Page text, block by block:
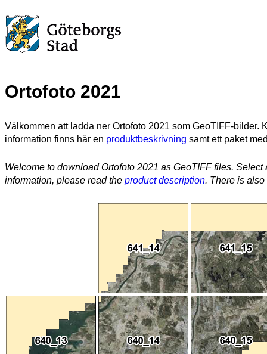
Ortofoto 2021
Välkommen att ladda ner Ortofoto 2021 som GeoTIFF-bilder.
information finns här en produktbeskrivning samt ett paket
Welcome to download Ortofoto 2021 as GeoTIFF files.
information, please read the product description. There is